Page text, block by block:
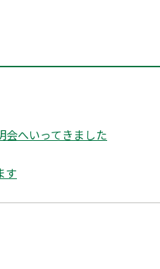
へいってきました
す